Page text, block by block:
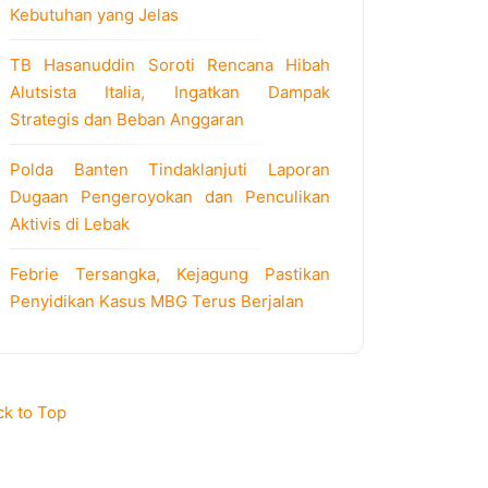
Kebutuhan yang Jelas
TB Hasanuddin Soroti Rencana Hibah
Alutsista Italia, Ingatkan Dampak
Strategis dan Beban Anggaran
Polda Banten Tindaklanjuti Laporan
Dugaan Pengeroyokan dan Penculikan
Aktivis di Lebak
Febrie Tersangka, Kejagung Pastikan
Penyidikan Kasus MBG Terus Berjalan
to Top